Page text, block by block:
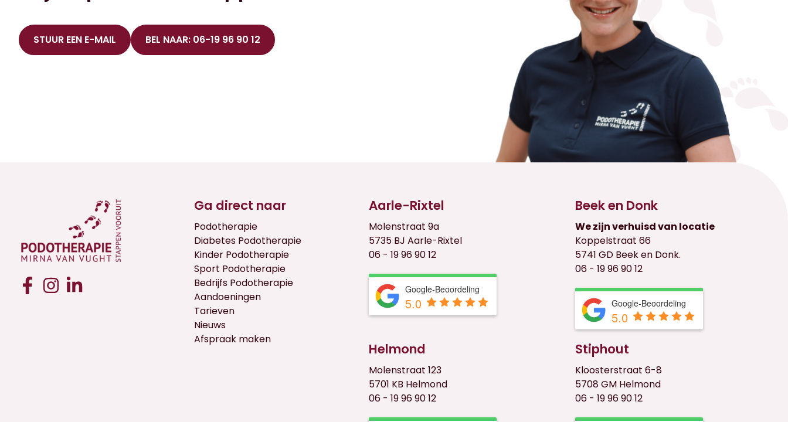
STUUR EEN E-MAIL BEL NAAR: 06-19 96 90 12
Ga direct naar
Podotherapie
Diabetes Podotherapie
Kinder Podotherapie
Sport Podotherapie
Bedrijfs Podotherapie
Aandoeningen
Tarieven
Nieuws
Afspraak maken
Aarle-Rixtel
Molenstraat 9a
5735 BJ Aarle-Rixtel
06 - 19 96 90 12
Google-Beoordeling
5.0
Beek en Donk
We zijn verhuisd van locatie
Koppelstraat 66
5741 GD Beek en Donk.
06 - 19 96 90 12
Google-Beoordeling
5.0
Helmond
Molenstraat 123
5701 KB Helmond
06 - 19 96 90 12
Stiphout
Kloosterstraat 6-8
5708 GM Helmond
06 - 19 96 90 12